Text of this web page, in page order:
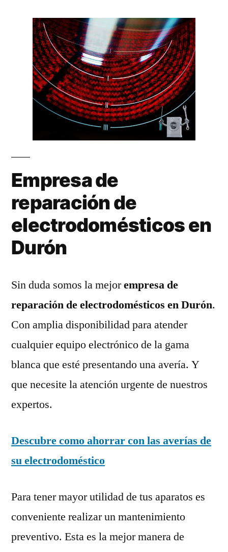
Empresa de
reparación de
electrodomésticos en
Durón
Sin duda somos la mejorempresa de
reparación de electrodomésticos en Durón.
Con amplia disponibilidad para atender
cualquier equipo electrónico de la gama
blanca que esté presentando una avería. Y
que necesite la atención urgente de nuestros
expertos.
Descubre como ahorrar con las averías de
su electrodoméstico
Para tener mayor utilidad de tus aparatos es
conveniente realizar un mantenimiento
preventivo. Esta es la mejor manera de